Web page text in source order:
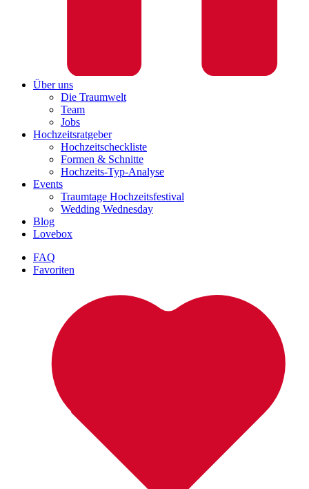
Über uns
Die Traumwelt
Team
Jobs
Hochzeitsratgeber
Hochzeitscheckliste
Formen & Schnitte
Hochzeits-Typ-Analyse
Events
Traumtage Hochzeitsfestival
Wedding Wednesday
Blog
Lovebox
FAQ
Favoriten